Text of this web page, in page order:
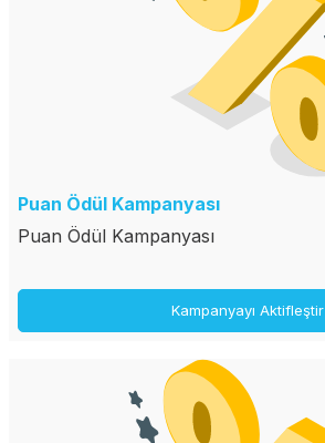
Puan Ödül Kampanyası
Puan Ödül Kampanyası
Kampanyayı Aktifleştir